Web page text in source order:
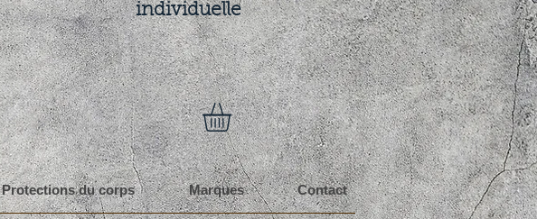
individuelle
Protections du corps Marques Contact